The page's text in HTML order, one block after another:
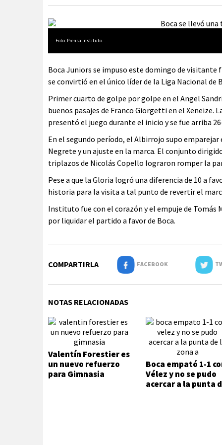
Foto: Prensa Instituto.
Boca Juniors se impuso este domingo de
se convirtió en el único líder de la Liga Nacional de
Primer cuarto de golpe por golpe en el Angel
buenos pasajes de Franco Giorgetti en el Xeneize.
presentó el juego durante el inicio y se fue arriba
En el segundo período, el Albirrojo supo
Negrete y un ajuste en la marca. El conjunto
triplazos de Nicolás Copello lograron romper la
Pese a que la Gloria logró una diferencia de 10 a
historia para la visita a tal punto de revertir el
Instituto fue con el corazón y el empuje de Tomás
por liquidar el partido a favor de Boca.
COMPARTIRLA FACEBOOK
NOTAS RELACIONADAS
Valentín Forestier es
un nuevo refuerzo
para Gimnasia
Boca empató 1-1
Vélez y no se pudo
acercar a la punta